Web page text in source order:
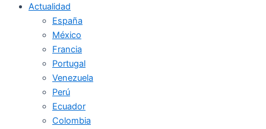
Actualidad
España
México
Francia
Portugal
Venezuela
Perú
Ecuador
Colombia